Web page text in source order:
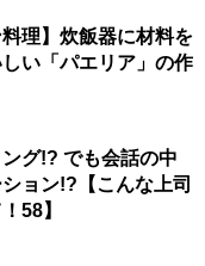
理】炊飯器に材料を
い「パエリア」の作
グ!? でも会話の中
ョン!?【こんな上司
！58】